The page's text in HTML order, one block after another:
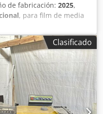
de fabricación: 2025,
, para film de media
de film hasta 400 mm,
grosor del film de 0,05
sin límite,
dispositivo de
Cedpfeyrmuwjx Ac
Clasificado